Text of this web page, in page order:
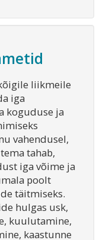
liikmeile
iga
koguduse ja
vahendusel,
tahab,
iga võime ja
poolt
täitmiseks.
hulgas usk,
kuulutamine,
kaastunne